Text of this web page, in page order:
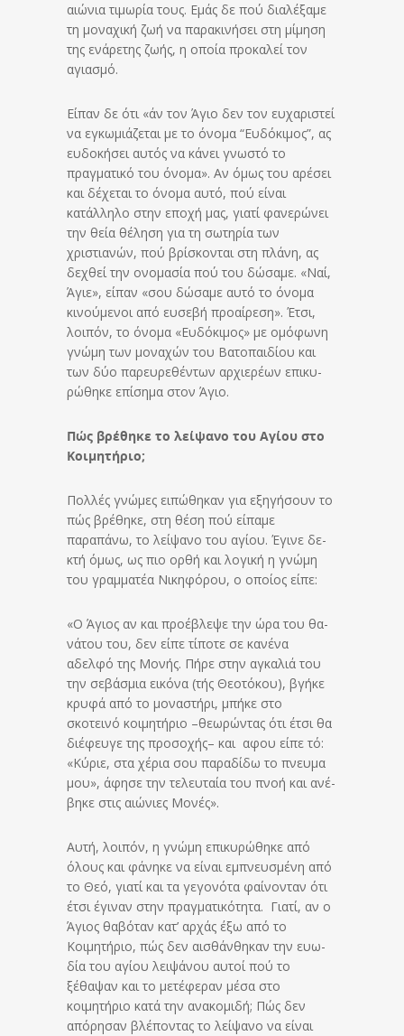
αιώνια τιμωρία τους. Εμάς δε πού δι­α­λέ­ξα­με
τη μοναχική ζωή να παρακινήσει στη μίμη­ση
της ενά­ρε­της ζωής, η οποία προκαλεί τον
αγιασμό.
Είπαν δε ότι «άν τον Άγιο δεν τον ευχαριστεί
να εγ­κω­μι­ά­ζε­ται με το όνομα “Ευδόκιμος”, ας
ευδοκήσει αυτός να κάνει γνωστό το
πραγματικό του όνομα». Αν όμως του αρέσει
και δέχεται το όνο­μα αυτό, πού είναι
κατάλληλο στην εποχή μας, γιατί φανερώνει
την θεία θέληση για τη σωτηρία των
χριστιανών, πού βρίσκονται στη πλάνη, ας
δεχθεί την ονομασία πού του δώσαμε. «Ναί,
Άγιε», είπαν «σου δώσαμε αυτό το όνομα
κινούμενοι από ευσεβή προαίρεση». Έτσι,
λοιπόν, το όνομα «Ευ­δό­κι­μος» με ομόφωνη
γνώμη των μο­να­χών του Βατοπαιδίου και
των δύο παρευρεθέντων αρχιερέων επι­κυ­
ρώ­θη­κε επίσημα στον Άγιο.
Πώς βρέθηκε το λείψανο του Αγίου στο
Κοιμητήριο;
Πολλές γνώμες ειπώθηκαν για εξηγήσουν το
πώς βρέ­θη­κε, στη θέση πού είπαμε
παραπάνω, το λείψανο του αγίου. Έγινε δε­
κτή όμως, ως πιο ορθή και λογική η γνώμη
του γραμματέα Νι­κη­φό­ρου, ο οποίος είπε:
«Ο Άγιος αν και προέβλεψε την ώρα του θα­
νά­του του, δεν εί­πε τίποτε σε κανένα
αδελφό της Μονής. Πήρε στην αγκαλιά του
την σεβάσμια εικόνα (τής Θεοτόκου), βγήκε
κρυφά από το μο­να­στή­ρι, μπήκε στο
σκοτεινό κοιμητήριο –θεωρώντας ότι έτσι θα
δι­έ­φευ­γε της προσοχής– και αφου είπε τό:
«Κύριε, στα χέρια σου παραδίδω το πνευμα
μου», άφησε την τελευταία του πνοή και ανέ­
βη­κε στις αι­ώ­νι­ες Μονές».
Αυτή, λοιπόν, η γνώμη επικυρώθηκε από
όλους και φά­νη­κε να είναι εμπνευσμένη από
το Θεό, γιατί και τα γεγονότα φαίνονταν ότι
έτσι έγι­ναν στην πραγματικότητα. Γιατί, αν ο
Άγιος θαβόταν κατ’ αρχάς έξω από το
Κοιμητήριο, πώς δεν αισθάνθηκαν την ευ­ω­
δία του αγί­ου λειψάνου αυτοί πού το
ξέθαψαν και το μετέφεραν μέ­σα στο
κοιμητήριο κατά την ανακομιδή; Πώς δεν
απόρησαν βλέ­πον­τας το λείψανο να είναι